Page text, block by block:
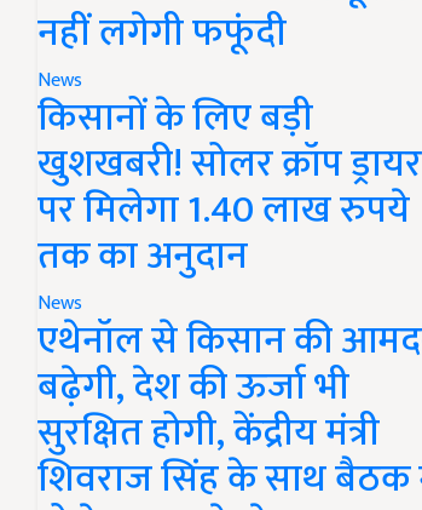
नहीं लगेगी फफूंदी
News
किसानों के लिए बड़ी
खुशखबरी! सोलर क्रॉप ड्रायर
पर मिलेगा 1.40 लाख रुपये
तक का अनुदान
News
एथेनॉल से किसान की
बढ़ेगी, देश की ऊर्जा भी
सुरक्षित होगी, केंद्रीय मंत्री
शिवराज सिंह के साथ